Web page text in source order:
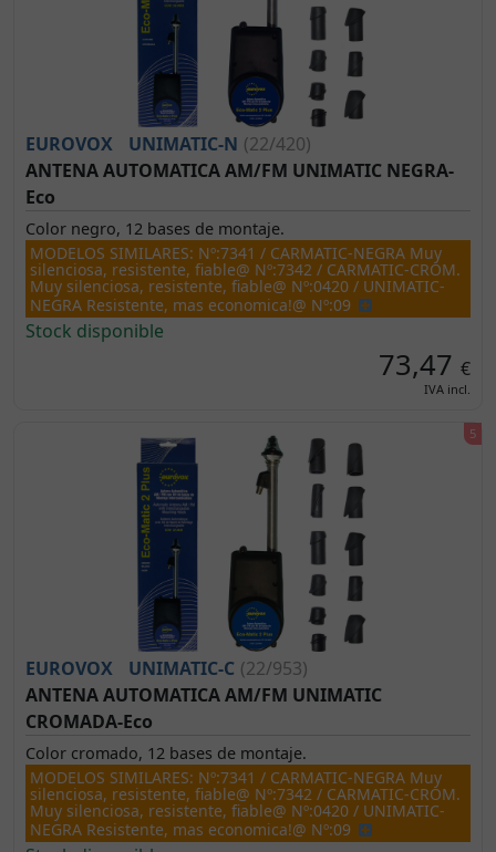
EUROVOX UNIMATIC-N (22/420)
ANTENA AUTOMATICA AM/FM UNIMATIC NEGRA-
Eco
Color negro, 12 bases de montaje.
MODELOS SIMILARES: Nº:7341 / CARMATIC-NEGRA Muy
silenciosa, resistente, fiable@ Nº:7342 / CARMATIC-CROM.
Muy silenciosa, resistente, fiable@ Nº:0420 / UNIMATIC-
NEGRA Resistente, mas economica!@ Nº:09
Stock disponible
73,47 €
IVA incl.
EUROVOX UNIMATIC-C (22/953)
ANTENA AUTOMATICA AM/FM UNIMATIC
CROMADA-Eco
Color cromado, 12 bases de montaje.
MODELOS SIMILARES: Nº:7341 / CARMATIC-NEGRA Muy
silenciosa, resistente, fiable@ Nº:7342 / CARMATIC-CROM.
Muy silenciosa, resistente, fiable@ Nº:0420 / UNIMATIC-
NEGRA Resistente, mas economica!@ Nº:09